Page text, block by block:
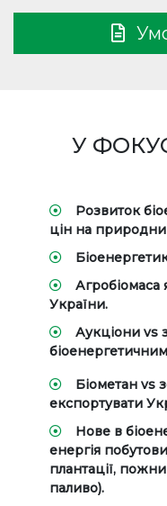
У
Розвиток
цін на
Агробіомаса
України.
Аукціони vs
Біометан vs
експортувати
Нове в
енергія
плантації,
паливо).